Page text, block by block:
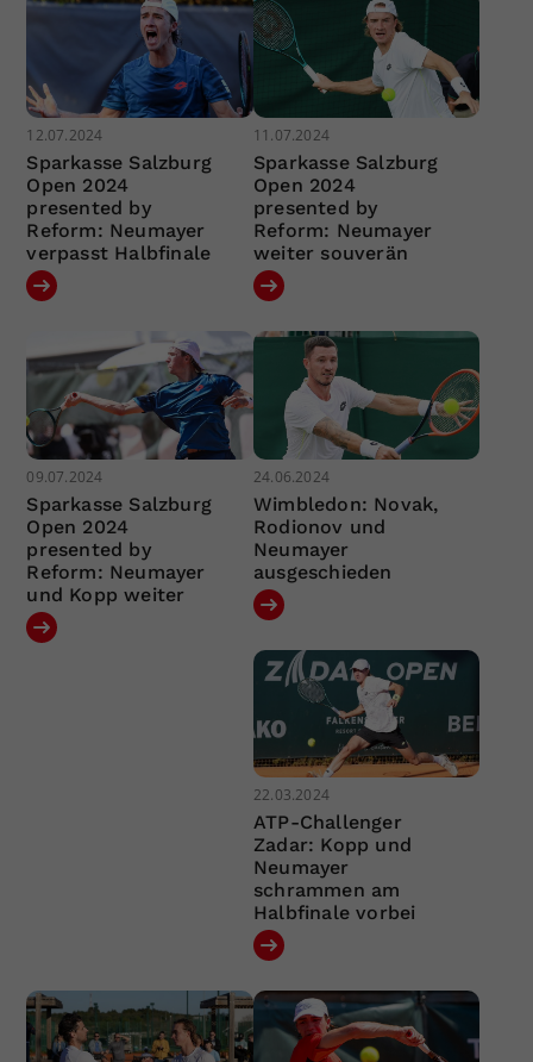
12.07.2024
Sparkasse Salzburg
Open 2024
presented by
Reform: Neumayer
verpasst Halbfinale
11.07.2024
Sparkasse Salzburg
Open 2024
presented by
Reform: Neumayer
weiter souverän
09.07.2024
Sparkasse Salzburg
Open 2024
presented by
Reform: Neumayer
und Kopp weiter
24.06.2024
Wimbledon: Novak,
Rodionov und
Neumayer
ausgeschieden
22.03.2024
ATP-Challenger
Zadar: Kopp und
Neumayer
schrammen am
Halbfinale vorbei